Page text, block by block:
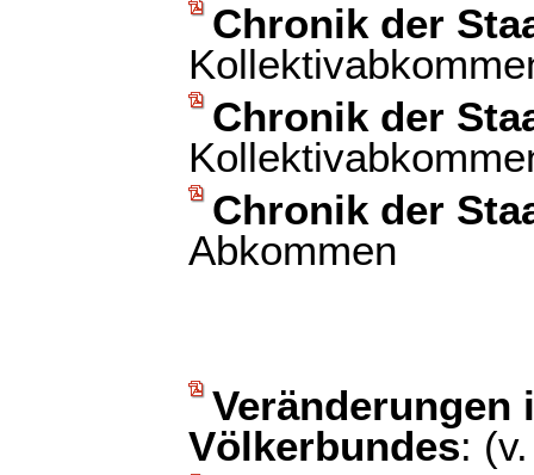
Chronik der
Chronik der
Chronik der
Abkommen
Veränderungen
Völkerbundes: